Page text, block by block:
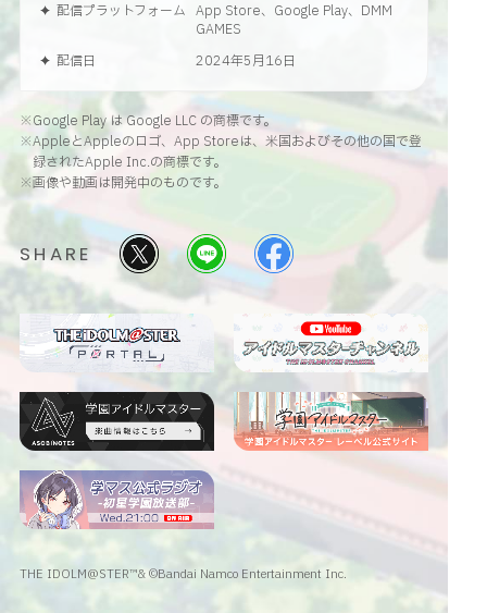
配信プラットフォーム App Store、Google Play、DMM
GAMES
配信日
2024年5月16日
※Google Play は Google LLC の商標です。
※AppleとAppleのロゴ、App Storeは、米国およびその他の国で登
録されたApple Inc.の商標です。
※画像や動画は開発中のものです。
SHARE
THE IDOLM@STER™& ©Bandai Namco Entertainment Inc.